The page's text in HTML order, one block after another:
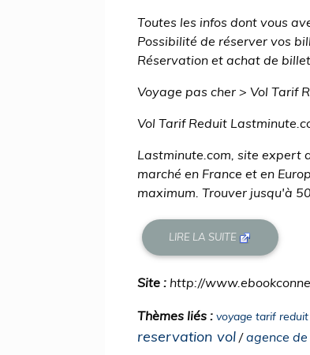
Toutes les infos dont vous
Possibilité de réserver vos
Réservation et achat de
Voyage pas cher > Vol Tarif
Vol Tarif Reduit
Lastminute.com, site expert
marché en France et en
maximum. Trouver jusqu'à
LIRE LA SUITE
Site : http://
Thèmes liés : voyage tarif reduit
reservation vol /agence